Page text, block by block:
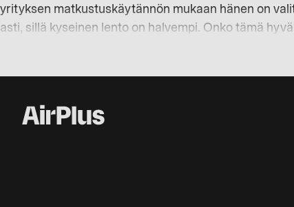
yrityksen matkustuskäytännön mukaan hänen on
asti, sillä kyseinen lento on halvempi. Onko tämä